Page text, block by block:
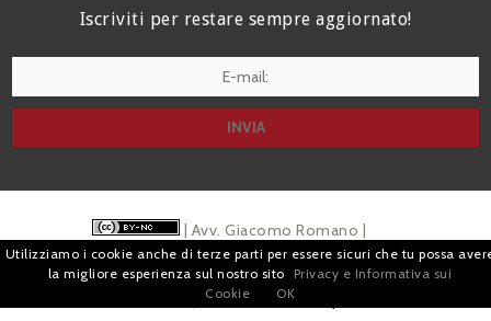
Iscriviti per restare sempre aggiornato!
| Avv. Giacomo Romano |
Piazza di Campitelli, 2 - 00186 Roma | P.I.
Pubblicità ePrivacy
Utilizziamo i cookie anche di terze parti per essere sicuri che tu possa
la migliore esperienza sul nostro sito
Privacy e Informativa sui
Cookie
OK